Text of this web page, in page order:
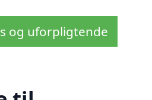
og uforpligtende